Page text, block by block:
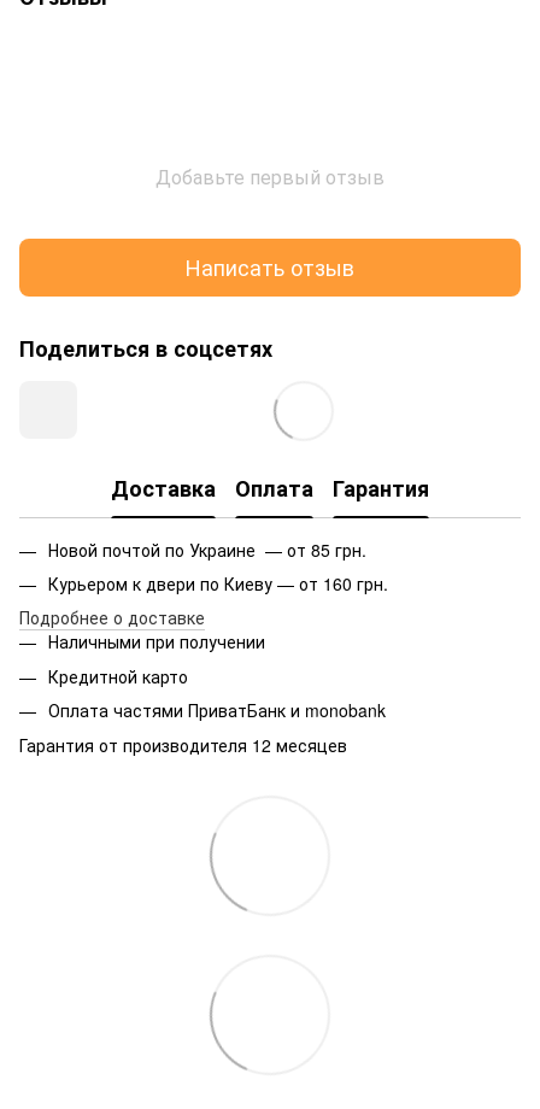
Добавьте первый отзыв
Написать отзыв
Поделиться в соцсетях
Доставка Оплата Гарантия
Новой почтой по Украине — от 85 грн.
Курьером к двери по Киеву — от 160 грн.
Подробнее о доставке
Наличными при получении
Кредитной карто
Оплата частями ПриватБанк и monobank
Гарантия от производителя 12 месяцев